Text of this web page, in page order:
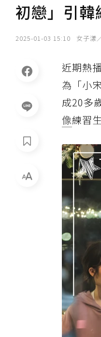
初戀」引韓
2025-01-03 15:10 女子漾
近期熱
為「小
成20多
像練習